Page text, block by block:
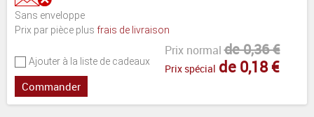
Sans enveloppe
Prix par pièce plus frais de livraison
Ajouter à la liste de cadeaux
Prix normal de 0,36 €
Prix spécial de 0,18 €
Commander